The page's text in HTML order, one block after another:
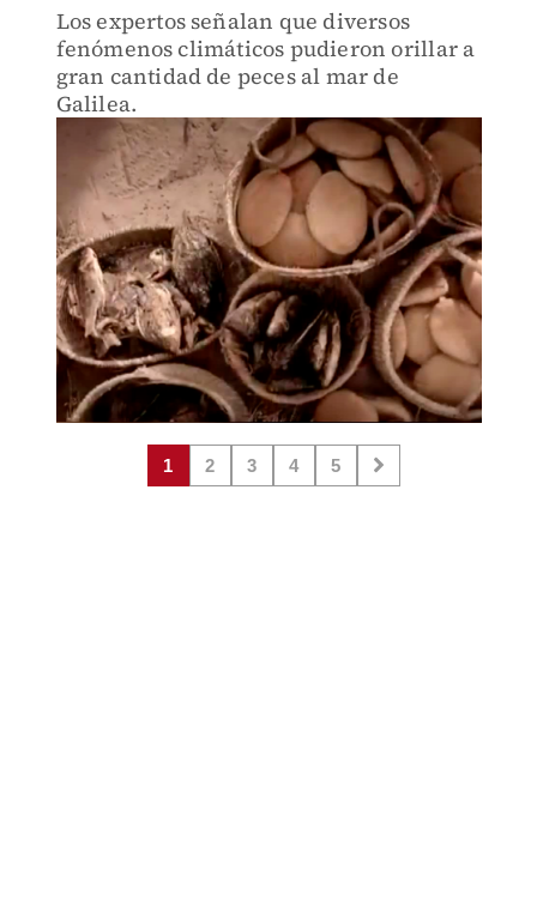
Los expertos señalan que diversos
fenómenos climáticos pudieron orillar a
gran cantidad de peces al mar de
Galilea.
1 2 3 4 5